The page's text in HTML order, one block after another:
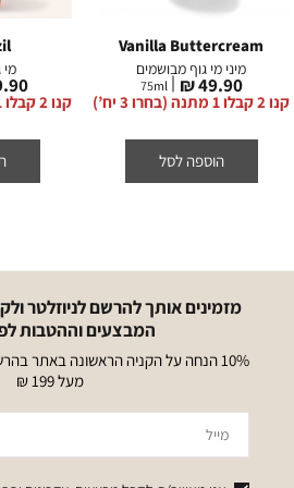
Vanilla Buttercream
מיני מי גוף מבושמים
מחיר
מוצר
49.90 ₪
75ml
קנו 2 קבלו 1 מתנה (בחרו 3 יח’)
הוספה לסל
מי
₪
קנו 2 קבלו 1 מתנה (בחרו 3 יח’)
מזמינים אותך להרשם לניוזלטר
המבצעים וההטבות
10% הנחה על הקניה הראשונה באתר
מעל 199 ₪
מייל